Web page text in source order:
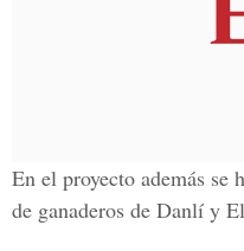
En el proyecto además se
de ganaderos de Danlí y